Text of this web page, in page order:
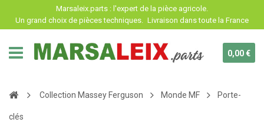
Marsaleix.parts : l'expert de la pièce agricole.
Un grand choix de pièces techniques. Livraison dans toute la France
0,00 €
Collection Massey Ferguson Monde MF Porte-
clés
Panneau de gestion des cookies